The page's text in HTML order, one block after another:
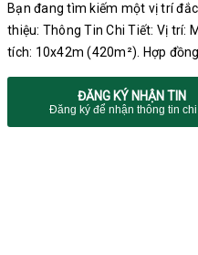
Bạn đang tìm kiếm một vị trí
thiệu: Thông Tin Chi Tiết: Vị trí:
tích: 10x42m (420m²). Hợp
ĐĂNG KÝ NHẬN TIN
Đăng ký để nhận thông tin